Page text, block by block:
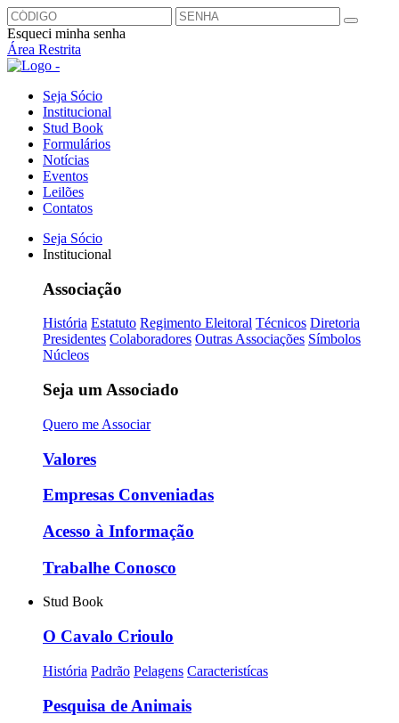
Esqueci minha senha
Área Restrita
Seja Sócio
Institucional
Stud Book
Formulários
Notícias
Eventos
Leilões
Contatos
Seja Sócio
Institucional
Associação
História Estatuto Regimento Eleitoral Técnicos Diretoria
Presidentes Colaboradores Outras Associações Símbolos
Núcleos
Seja um Associado
Quero me Associar
Valores
Empresas Conveniadas
Acesso à Informação
Trabalhe Conosco
Stud Book
O Cavalo Crioulo
História Padrão Pelagens Caracteristícas
Pesquisa de Animais